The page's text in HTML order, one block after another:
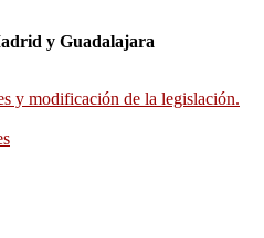
y Guadalajara
y modificación de la legislación.